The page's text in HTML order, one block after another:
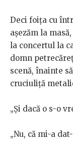
Deci foița cu
așezăm la
la concertul la
domn
scenă, înainte
cruciuliță
„Și dacă o s-o
„Nu, că mi-a